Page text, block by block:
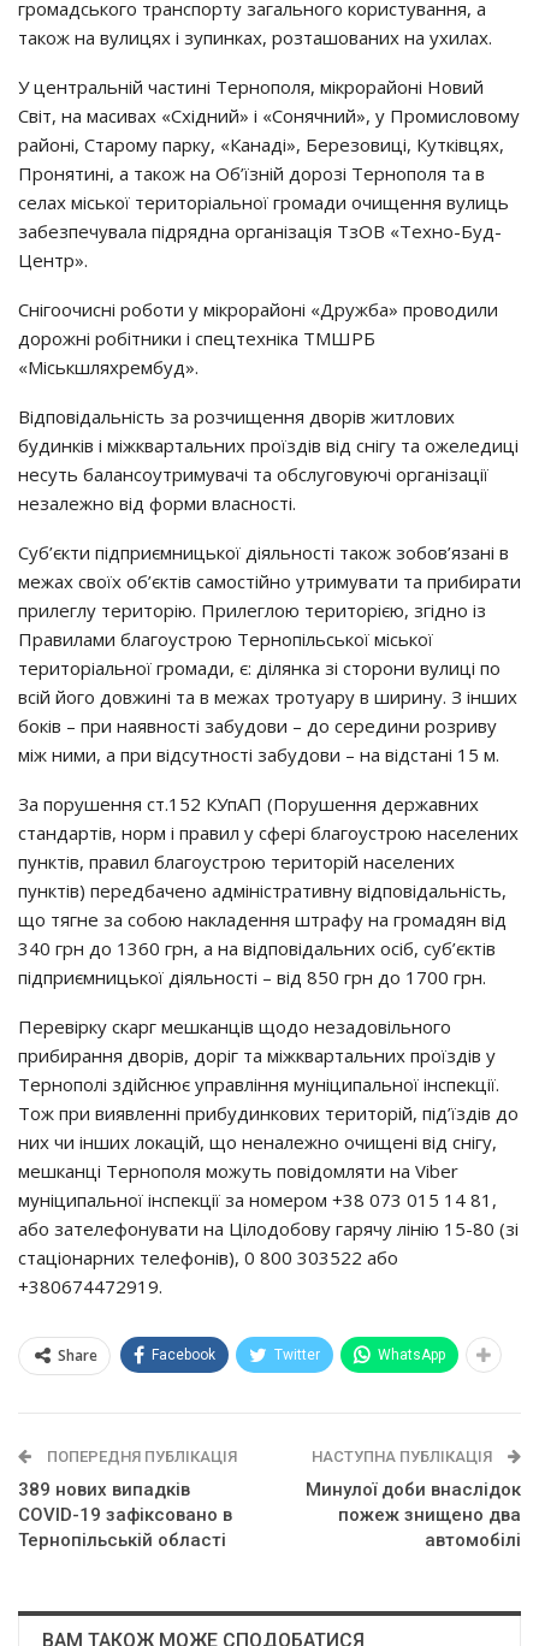
громадського транспорту загального користування, а
також на вулицях і зупинках, розташованих на ухилах.
У центральній частині Тернополя, мікрорайоні Новий
Світ, на масивах «Східний» і «Сонячний», у Промисловому
районі, Старому парку, «Канаді», Березовиці, Кутківцях,
Пронятині, а також на Об’їзній дорозі Тернополя та в
селах міської територіальної громади очищення вулиць
забезпечувала підрядна організація ТзОВ «Техно-Буд-
Центр».
Снігоочисні роботи у мікрорайоні «Дружба» проводили
дорожні робітники і спецтехніка ТМШРБ
«Міськшляхрембуд».
Відповідальність за розчищення дворів житлових
будинків і міжквартальних проїздів від снігу та ожеледиці
несуть балансоутримувачі та обслуговуючі організації
незалежно від форми власності.
Суб’єкти підприємницької діяльності також зобов’язані в
межах своїх об’єктів самостійно утримувати та прибирати
прилеглу територію. Прилеглою територією, згідно із
Правилами благоустрою Тернопільської міської
територіальної громади, є: ділянка зі сторони вулиці по
всій його довжині та в межах тротуару в ширину. З інших
боків – при наявності забудови – до середини розриву
між ними, а при відсутності забудови – на відстані 15 м.
За порушення ст.152 КУпАП (Порушення державних
стандартів, норм і правил у сфері благоустрою населених
пунктів, правил благоустрою територій населених
пунктів) передбачено адміністративну відповідальність,
що тягне за собою накладення штрафу на громадян від
340 грн до 1360 грн, а на відповідальних осіб, суб’єктів
підприємницької діяльності – від 850 грн до 1700 грн.
Перевірку скарг мешканців щодо незадовільного
прибирання дворів, доріг та міжквартальних проїздів у
Тернополі здійснює управління муніципальної інспекції.
Тож при виявленні прибудинкових територій, під’їздів до
них чи інших локацій, що неналежно очищені від снігу,
мешканці Тернополя можуть повідомляти на Viber
муніципальної інспекції за номером +38 073 015 14 81,
або зателефонувати на Цілодобову гарячу лінію 15-80 (зі
стаціонарних телефонів), 0 800 303522 або
+380674472919.
Share Facebook Twitter WhatsApp
ПОПЕРЕДНЯ ПУБЛІКАЦІЯ
389 нових випадків
COVID-19 зафіксовано в
Тернопільській області
НАСТУПНА ПУБЛІКАЦІЯ
Минулої доби внаслідок
пожеж знищено два
автомобілі
ВАМ ТАКОЖ МОЖЕ СПОДОБАТИСЯ